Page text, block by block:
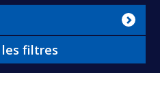
les filtres